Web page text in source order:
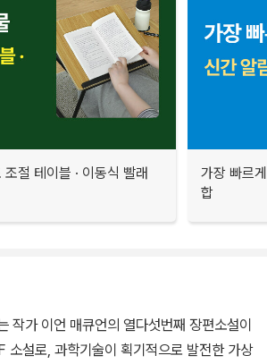
절 테이블 · 이동식 빨래
가장 빠르
합
작가 이언 매큐언의 열다섯번째 장편소설이
소설로, 과학기술이 획기적으로 발전한 가상